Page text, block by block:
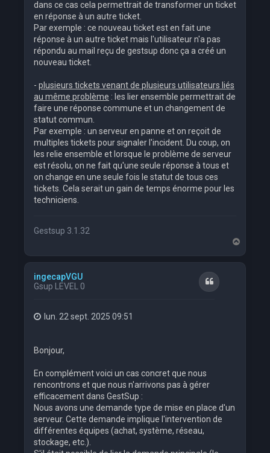
dans ce cas cela permettrait de transformer un ticket
en réponse à un autre ticket.
Par exemple : ce nouveau ticket est en fait une
réponse à un autre ticket mais l'utilisateur n'a pas
répondu au mail reçu de gestsup donc ça a créé un
nouveau ticket.
- plusieurs tickets venant de plusieurs utilisateurs liés
au même problème : les lier ensemble permettrait de
faire une réponse commune et un changement de
statut commun.
Par exemple : un serveur en panne et on reçoit de
multiples tickets pour signaler l'incident. Du coup, on
les relie ensemble et lorsque le problème de serveur
est résolu, on ne fait qu'une seule réponse à tous et
on change en une seule fois le statut de tous ces
tickets. Cela serait un gain de temps énorme pour les
techniciens.
Gestsup 3.1.32
a
ingecapVGU
Gsup LEVEL 0
Citation
lun. 22 sept. 2025 09:51
Bonjour,
En complément voici un cas concret que nous
rencontrons et que nous n'arrivons pas à gérer
efficacement dans GestSup :
Nous avons une demande type de mise en place d'un
serveur. Cette demande implique l'intervention de
différentes équipes (achat, système, réseau,
stockage, etc.).